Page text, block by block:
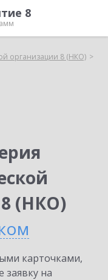
8
организации 8 (НКО)
(НКО)
карточками,
заявку на